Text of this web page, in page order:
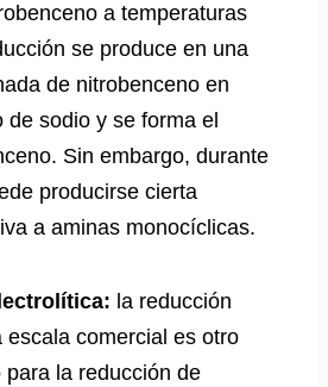
a temperaturas
se produce en una
de nitrobenceno en
sodio y se forma el
Sin embargo, durante
producirse cierta
a aminas monocíclicas.
la reducción
escala comercial es otro
para la reducción de